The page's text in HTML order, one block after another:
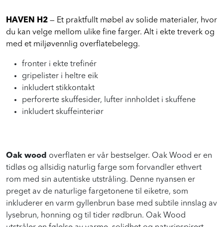
HAVEN H2 — Et praktfullt møbel av solide materialer, hvor
du kan velge mellom ulike fine farger. Alt i ekte treverk og
med et miljøvennlig overflatebelegg.
fronter i ekte trefinér
gripelister i heltre eik
inkludert stikkontakt
perforerte skuffesider, lufter innholdet i skuffene
inkludert skuffeinteriør
Oak wood overflaten er vår bestselger. Oak Wood er en
tidløs og allsidig naturlig farge som forvandler ethvert
rom med sin autentiske utstråling. Denne nyansen er
preget av de naturlige fargetonene til eiketre, som
inkluderer en varm gyllenbrun base med subtile innslag av
lysebrun, honning og til tider rødbrun. Oak Wood